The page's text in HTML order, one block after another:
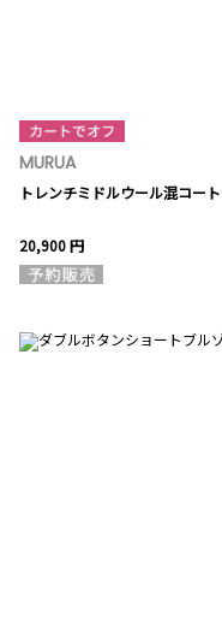
MURUA
トレンチミドルウール混コート
20,900 円